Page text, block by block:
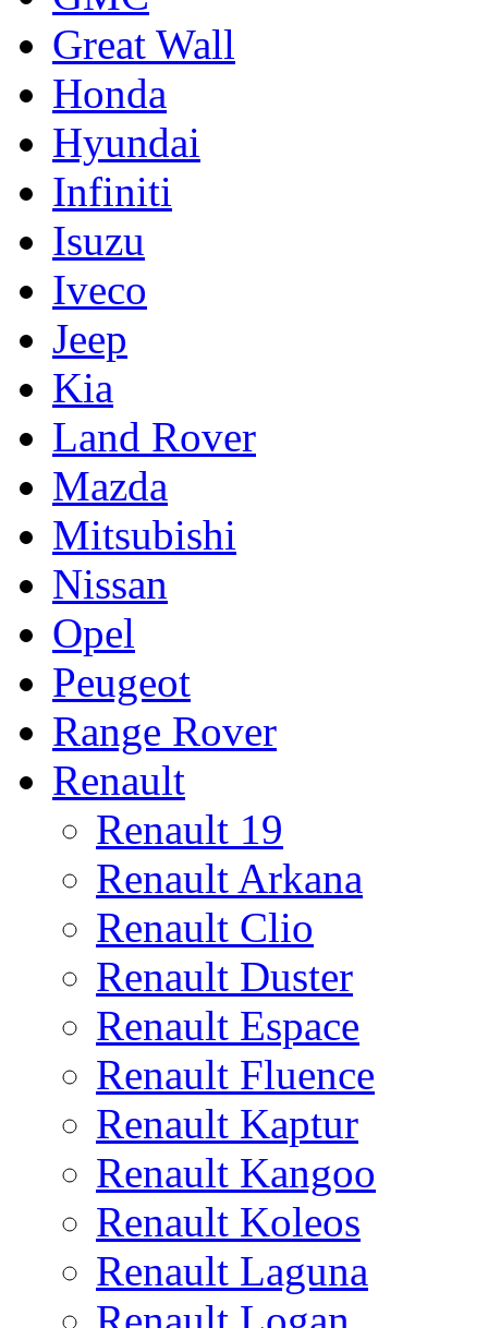
Great Wall
Honda
Hyundai
Infiniti
Isuzu
Iveco
Jeep
Kia
Land Rover
Mazda
Mitsubishi
Nissan
Opel
Peugeot
Range Rover
Renault
Renault 19
Renault Arkana
Renault Clio
Renault Duster
Renault Espace
Renault Fluence
Renault Kaptur
Renault Kangoo
Renault Koleos
Renault Laguna